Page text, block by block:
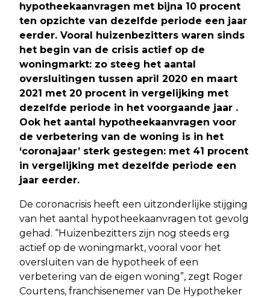
hypotheekaanvragen met bijna 10 procent
ten opzichte van dezelfde periode een jaar
eerder. Vooral huizenbezitters waren sinds
het begin van de crisis actief op de
woningmarkt: zo steeg het aantal
oversluitingen tussen april 2020 en maart
2021 met 20 procent in vergelijking met
dezelfde periode in het voorgaande jaar .
Ook het aantal hypotheekaanvragen voor
de verbetering van de woning is in het
‘coronajaar’ sterk gestegen: met 41 procent
in vergelijking met dezelfde periode een
jaar eerder.
De coronacrisis heeft een uitzonderlijke stijging
van het aantal hypotheekaanvragen tot gevolg
gehad. “Huizenbezitters zijn nog steeds erg
actief op de woningmarkt, vooral voor het
oversluiten van de hypotheek of een
verbetering van de eigen woning”, zegt Roger
Courtens, franchisenemer van De Hypotheker